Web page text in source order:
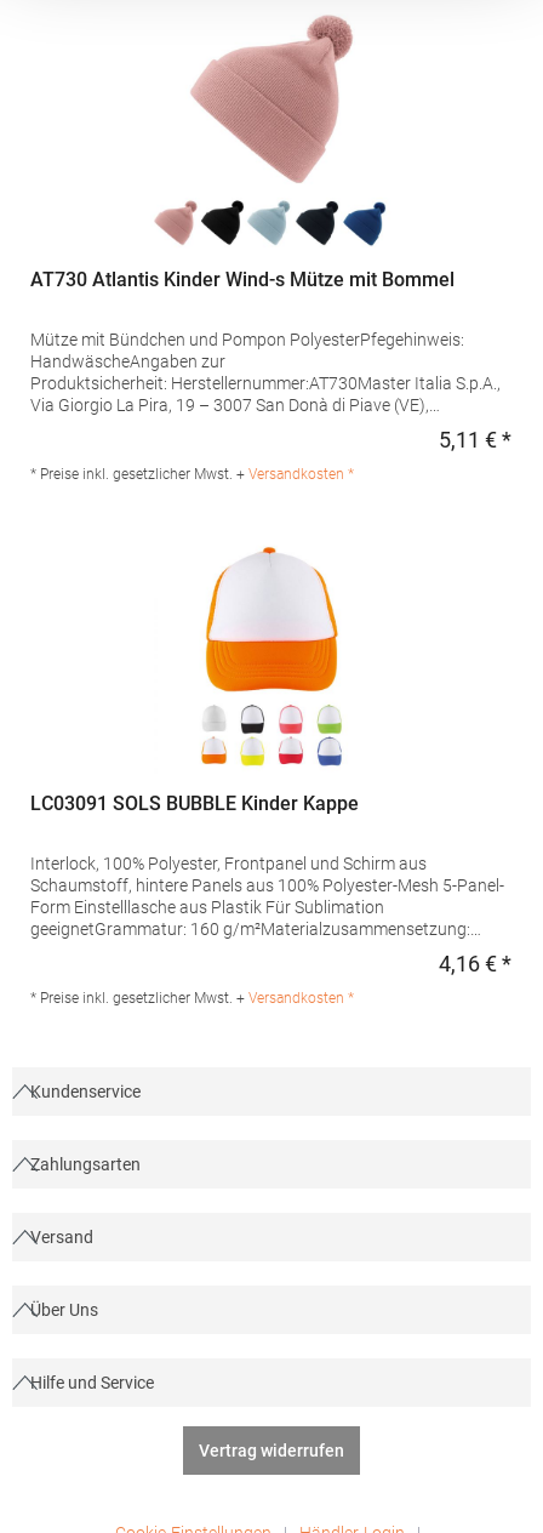
AT730 Atlantis Kinder Wind-s Mütze mit Bommel
Mütze mit Bündchen und Pompon PolyesterPfegehinweis:
HandwäscheAngaben zur
Produktsicherheit: Herstellernummer:AT730Master Italia S.p.A.,
Via Giorgio La Pira, 19 – 3007 San Donà di Piave (VE),
5,11 € *
* Preise inkl. gesetzlicher Mwst. + Versandkosten *
LC03091 SOLS BUBBLE Kinder Kappe
Interlock, 100% Polyester, Frontpanel und Schirm aus
Schaumstoff, hintere Panels aus 100% Polyester-Mesh 5-Panel-
Form Einstelllasche aus Plastik Für Sublimation
geeignetGrammatur: 160 g/m²Materialzusammensetzung:
Produktsicherheit: Herst.-Nr.: 03091Hersteller: SOLO INVEST 92
Rue Réaumur 75002 Paris Frankreich E-Mail:
4,16 € *
* Preise inkl. gesetzlicher Mwst. + Versandkosten *
Kundenservice
Zahlungsarten
Versand
Über Uns
Hilfe und Service
Vertrag widerrufen